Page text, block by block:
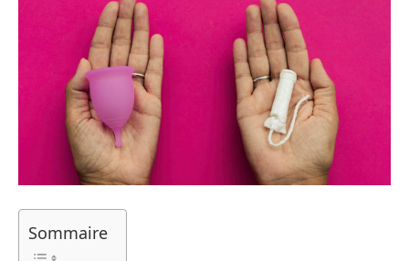
Sommaire